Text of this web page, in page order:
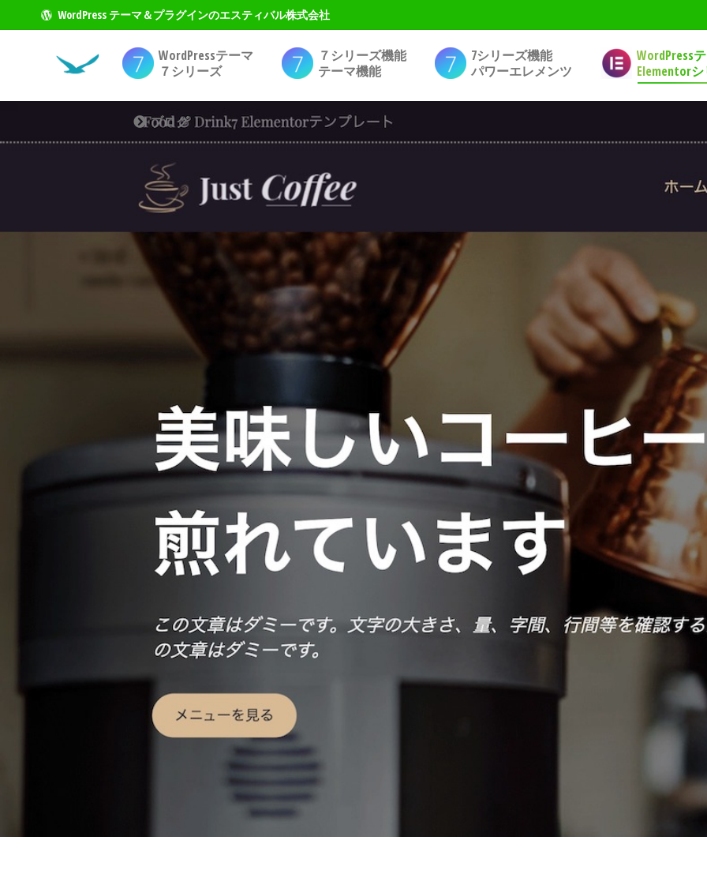
WordPress テーマ＆プラグインのエスティバル株式会社
WordPressテーマ
７シリーズ
７シリーズ機能
テーマ機能
7シリーズ機能
パワーエレメンツ
WordPress
Elementor
ブログ